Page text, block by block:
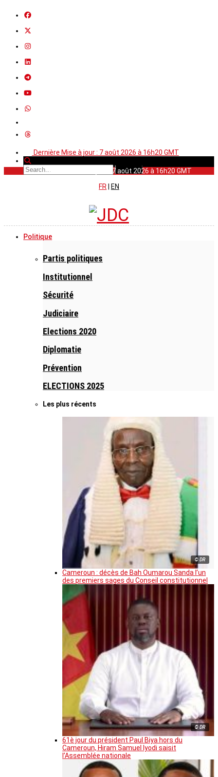
Dernière Mise à jour : 7 août 2026 à 16h20 GMT
Dernière Mise à jour : 7 août 2026 à 16h20 GMT
FR
EN
Politique
Partis politiques
Institutionnel
Sécurité
Judiciaire
Elections 2020
Diplomatie
Prévention
ELECTIONS 2025
Les plus récents
© DR
Cameroun : décès de Bah Oumarou Sanda l’un
des premiers sages du Conseil constitutionnel
© DR
61è jour du président Paul Biya hors du
Cameroun, Hiram Samuel Iyodi saisit
l’Assemblée nationale